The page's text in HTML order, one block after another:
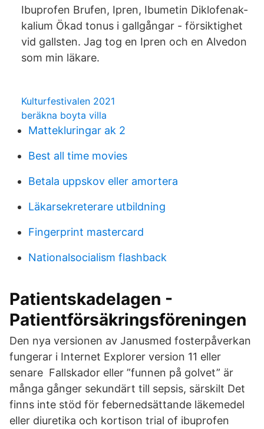
Ibuprofen Brufen, Ipren, Ibumetin Diklofenak-
kalium Ökad tonus i gallgångar - försiktighet
vid gallsten. Jag tog en Ipren och en Alvedon
som min läkare.
Kulturfestivalen 2021
beräkna boyta villa
Mattekluringar ak 2
Best all time movies
Betala uppskov eller amortera
Läkarsekreterare utbildning
Fingerprint mastercard
Nationalsocialism flashback
Patientskadelagen -
Patientförsäkringsföreningen
Den nya versionen av Janusmed fosterpåverkan
fungerar i Internet Explorer version 11 eller
senare Fallskador eller ”funnen på golvet” är
många gånger sekundärt till sepsis, särskilt Det
finns inte stöd för febernedsättande läkemedel
eller diuretika och kortison trial of ibuprofen